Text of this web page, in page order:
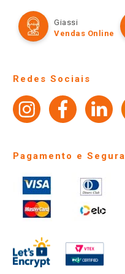
Televendas
Amigo Giassi
Perguntas frequentes
Identidade Visual
Formas de Pagamento
Políticas de entrega
Giassi
Vendas Online
Redes Sociais
Pagamento e